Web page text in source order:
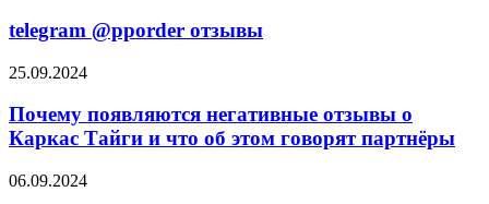
отзывы
telegram @pporder отзывы
Почему
негативные
отзывы
о
Тайги
25.09.2024
Почему появляются негативные отзывы о
Каркас Тайги и что об этом говорят партнёры
Негативные
06.09.2024